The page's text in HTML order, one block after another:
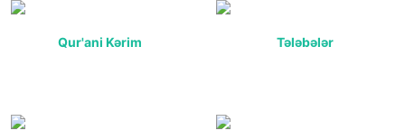
Qur'ani Kərim Tələbələr